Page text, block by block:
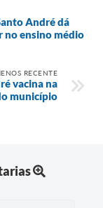
André dá
no ensino médio
RECENTE
vacina na
município